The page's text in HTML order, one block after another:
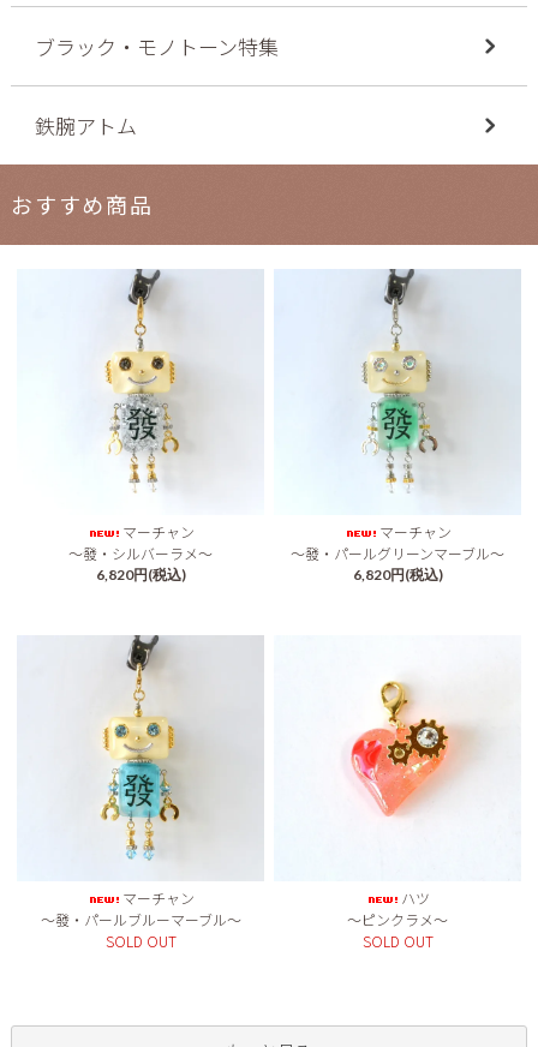
ブラック・モノトーン特集
鉄腕アトム
おすすめ商品
マーチャン
～發・シルバーラメ～
6,820円(税込)
マーチャン
～發・パールグリーンマーブル～
6,820円(税込)
マーチャン
～發・パールブルーマーブル～
SOLD OUT
ハツ
～ピンクラメ～
SOLD OUT